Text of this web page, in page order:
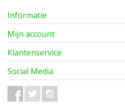
Informatie
Mijn account
Klantenservice
Social Media